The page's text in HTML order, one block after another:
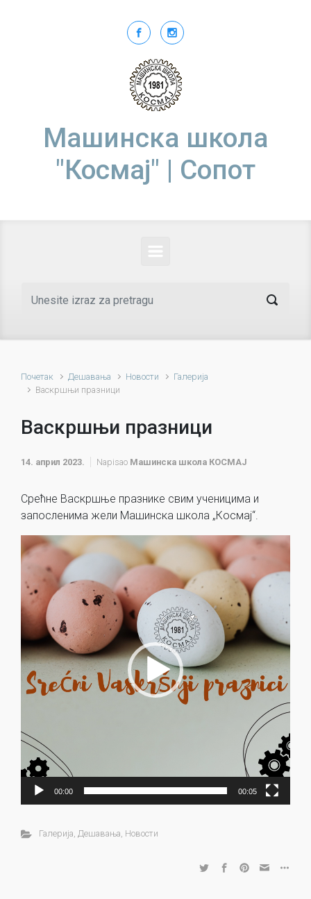
Машинска школа
"Космај" | Сопот
Почетак Дешавања Новости
Галерија
Васкршњи празници
Васкршњи празници
14. април 2023. Napisao Машинска школа КОСМАЈ
Срећне Васкршње празнике свим ученицима и
запосленима жели Машинска школа „Космај“.
Прегледач
видео
записа
00:00 00:05
Галерија, Дешавања, Новости